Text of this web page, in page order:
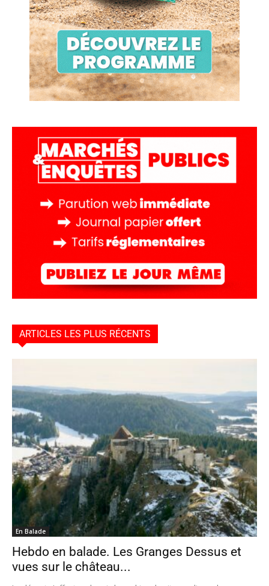
ARTICLES LES PLUS RÉCENTS
En Balade
Hebdo en balade. Les Granges Dessus et
vues sur le château...